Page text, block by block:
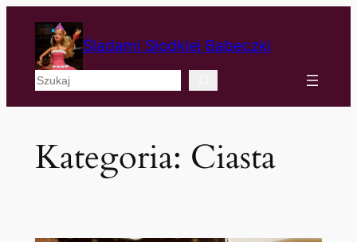
Śladami Słodkiej Babeczki
Szukaj
Kategoria: Ciasta